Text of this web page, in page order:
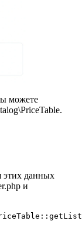
можете
этих данных
и